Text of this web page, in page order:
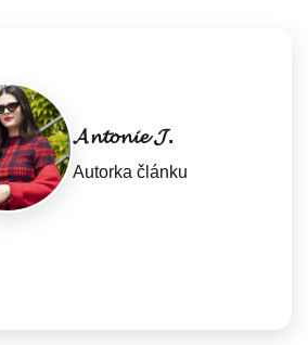
𝓐𝓷𝓽𝓸𝓷𝓲𝓮 𝓙.
Autorka článku